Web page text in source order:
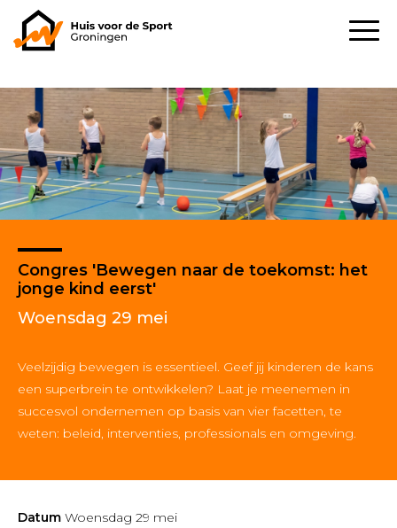
Congres 'Bewegen naar de toekomst: het
jonge kind eerst'
Woensdag 29 mei
Veelzijdig bewegen is essentieel. Geef jij kinderen de kans
een superbrein te ontwikkelen? Laat je meenemen in
succesvol ondernemen op basis van vier facetten, te
weten: beleid, interventies, professionals en omgeving.
Datum Woensdag 29 mei